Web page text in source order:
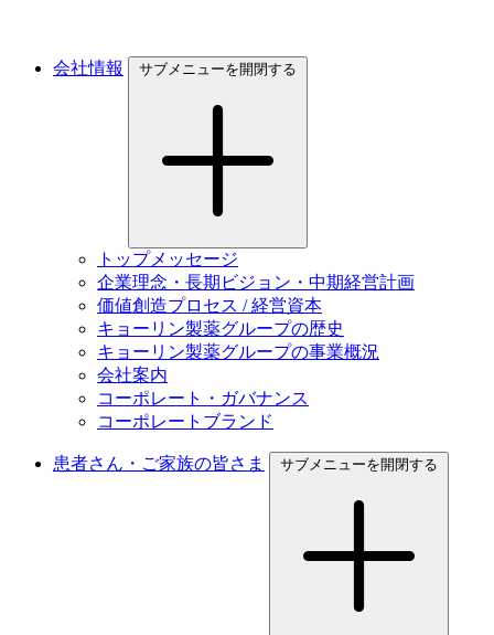
会社情報 サブメニューを開閉する
トップメッセージ
企業理念・長期ビジョン・中期経営計画
価値創造プロセス / 経営資本
キョーリン製薬グループの歴史
キョーリン製薬グループの事業概況
会社案内
コーポレート・ガバナンス
コーポレートブランド
患者さん・ご家族の皆さま サブメニューを開閉する